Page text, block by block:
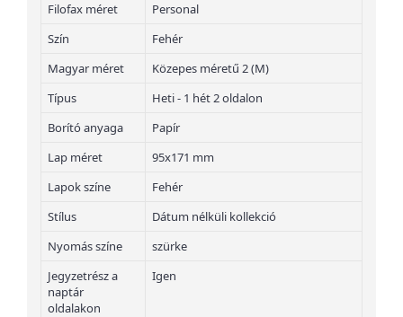
Filofax méret
Personal
Szín
Fehér
Magyar méret
Közepes méretű 2 (M)
Típus
Heti - 1 hét 2 oldalon
Borító anyaga
Papír
Lap méret
95x171 mm
Lapok színe
Fehér
Stílus
Dátum nélküli kollekció
Nyomás színe
szürke
Jegyzetrész a
naptár
oldalakon
Igen